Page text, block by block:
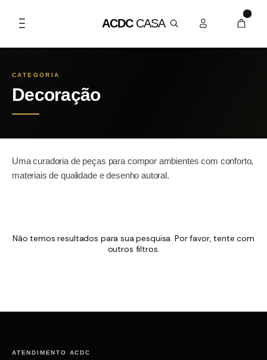
ACDC CASA
CATEGORIA
Decoração
Uma curadoria de peças para compor ambientes com conforto,
materiais de qualidade e desenho autoral.
Não temos resultados para sua pesquisa. Por favor, tente com
outros filtros.
ATENDIMENTO ACDC